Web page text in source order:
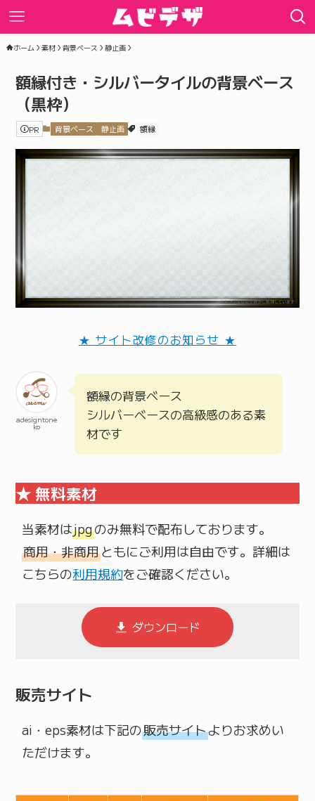
ホーム 素材 背景ベース 静止画
額縁付き・シルバータイルの背景ベース
（黒枠）
PR 背景ベース 静止画 額縁
★ サイト改修のお知らせ ★
adesigntone
ko
額縁の背景ベース
シルバーベースの高級感のある素
材です
★ 無料素材
当素材はjpg
商用・非商用ともにご利用は自由です。詳細は
こちらの利用規約をご確認ください。
ダウンロード
販売サイト
ai・eps素材は下記の販売サイトよりお求めい
ただけます。